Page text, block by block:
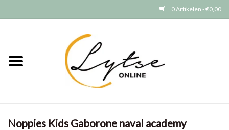
0 Artikelen - €0,00
Noppies Kids Gaborone naval academy